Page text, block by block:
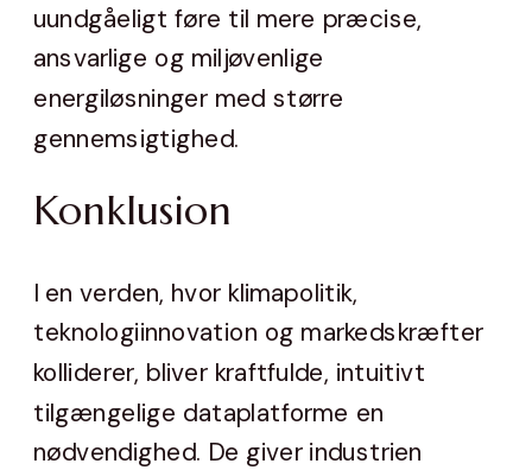
uundgåeligt føre til mere præcise,
ansvarlige og miljøvenlige
energiløsninger med større
gennemsigtighed.
Konklusion
I en verden, hvor klimapolitik,
teknologiinnovation og markedskræfter
kolliderer, bliver kraftfulde, intuitivt
tilgængelige dataplatforme en
nødvendighed. De giver industrien